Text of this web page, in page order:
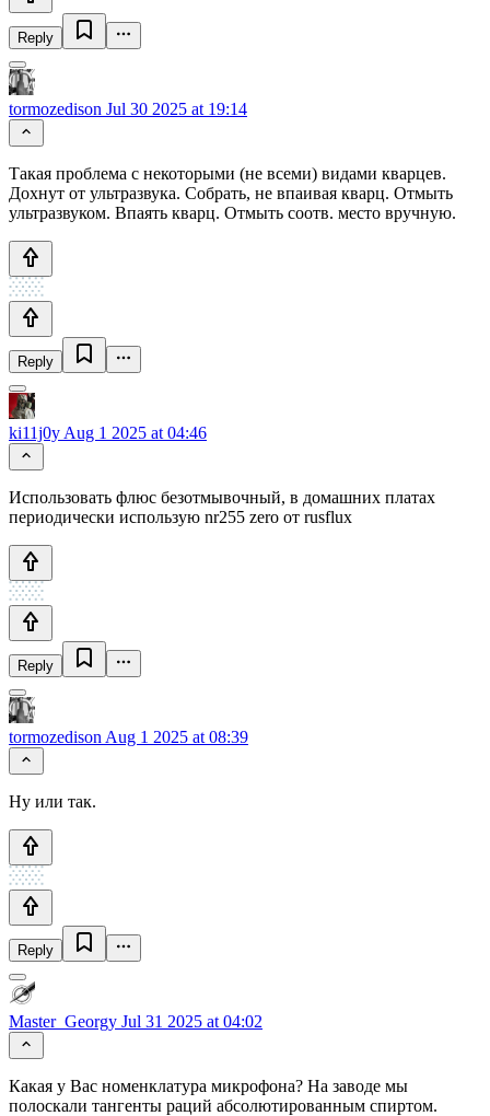
Reply
tormozedison Jul 30 2025 at 19:14
Такая проблема с некоторыми (не всеми) видами кварцев.
Дохнут от ультразвука. Собрать, не впаивая кварц. Отмыть
ультразвуком. Впаять кварц. Отмыть соотв. место вручную.
Reply
ki11j0y Aug 1 2025 at 04:46
Использовать флюс безотмывочный, в домашних платах
периодически использую nr255 zero от rusflux
Reply
tormozedison Aug 1 2025 at 08:39
Ну или так.
Reply
Master_Georgy Jul 31 2025 at 04:02
Какая у Вас номенклатура микрофона? На заводе мы
полоскали тангенты раций абсолютированным спиртом.